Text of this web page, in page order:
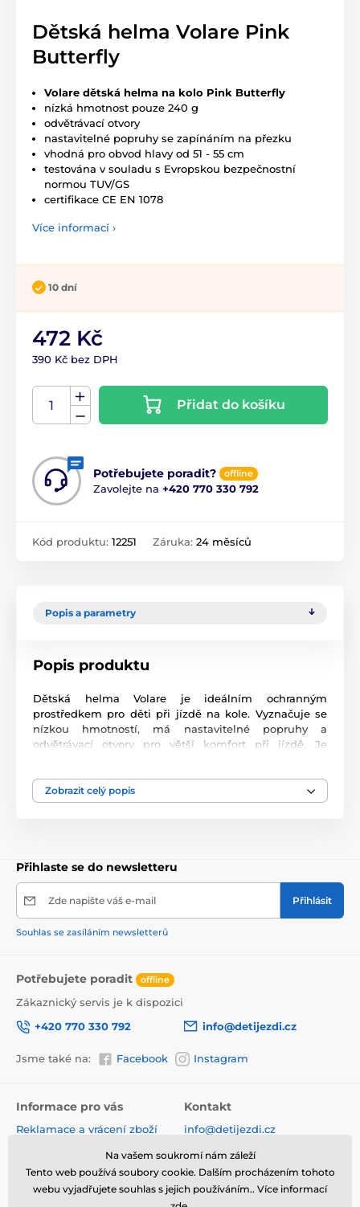
Dětská helma Volare Pink
Butterfly
Volare dětská helma na kolo Pink Butterfly
nízká hmotnost pouze 240 g
odvětrávací otvory
nastavitelné popruhy se zapínáním na přezku
vhodná pro obvod hlavy od 51 - 55 cm
testována v souladu s Evropskou bezpečnostní
normou TUV/GS
certifikace CE EN 1078
Více informací ›
10 dní
472 Kč
390 Kč bez DPH
Přidat do košíku
Potřebujete poradit? offline
Zavolejte na +420 770 330 792
Kód produktu: 12251 Záruka: 24 měsíců
Popis a parametry
Popis produktu
Dětská helma Volare je ideálním ochranným
prostředkem pro děti při jízdě na kole. Vyznačuje se
nízkou hmotností, má nastavitelné popruhy a
odvětrávací otvory pro větší komfort při jízdě. Je
normou TUV/GS.
Zobrazit celý popis
Přihlaste se do newsletteru
Zde napište váš e-mail Přihlásit
Souhlas se zasíláním newsletterů
Potřebujete poradit offline
Zákaznický servis je k dispozici
+420 770 330 792
info@detijezdi.cz
Jsme také na: Facebook Instagram
Informace pro vás
Reklamace a vrácení zboží
Obchodní podmínky
Ochrana osobních údajů
Hodnocení obchodu
Kontakt
info@detijezdi.cz
770 330 792 (Po-Pá 10-16 hod)
Instagram detijezdi.cz/
Na vašem soukromí nám záleží
Tento web používá soubory cookie. Dalším procházením tohoto
webu vyjadřujete souhlas s jejich používáním.. Více informací